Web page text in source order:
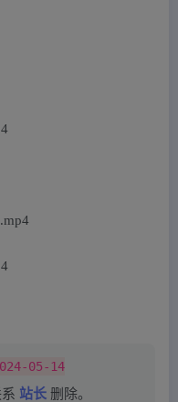
05-14
站长 删除。